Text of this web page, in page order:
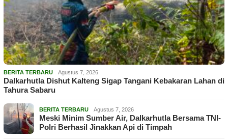
BERITA TERBARU Agustus 7, 2026
Dalkarhutla Dishut Kalteng Sigap Tangani Kebakaran Lahan di
Tahura Sabaru
BERITA TERBARU Agustus 7, 2026
Meski Minim Sumber Air, Dalkarhutla Bersama TNI-
Polri Berhasil Jinakkan Api di Timpah